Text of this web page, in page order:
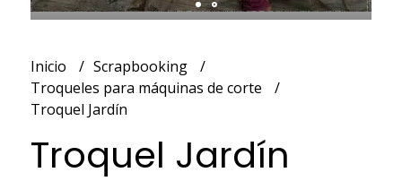
Inicio
Scrapbooking
Troqueles para máquinas de corte
Troquel Jardín
Troquel Jardín